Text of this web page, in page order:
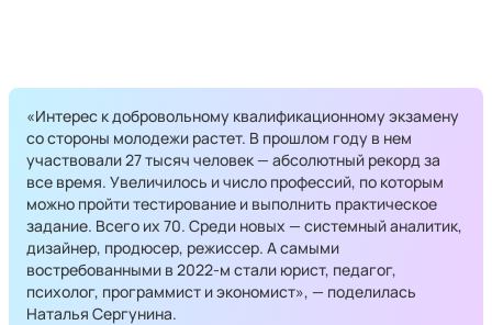
«Интерес к добровольному квалификационному экзамену
со стороны молодежи растет. В прошлом году в нем
участвовали 27 тысяч человек — абсолютный рекорд за
все время. Увеличилось и число профессий, по которым
можно пройти тестирование и выполнить практическое
задание. Всего их 70. Среди новых — системный аналитик,
дизайнер, продюсер, режиссер. А самыми
востребованными в 2022-м стали юрист, педагог,
психолог, программист и экономист», — поделилась
Наталья Сергунина.